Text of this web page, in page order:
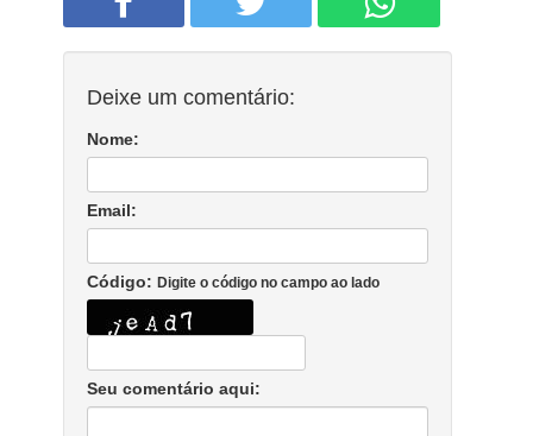
Deixe um comentário:
Nome:
Email:
Código: Digite o código no campo ao lado
Seu comentário aqui: